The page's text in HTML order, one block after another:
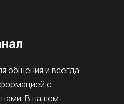
общения и всегда
с
В нашем